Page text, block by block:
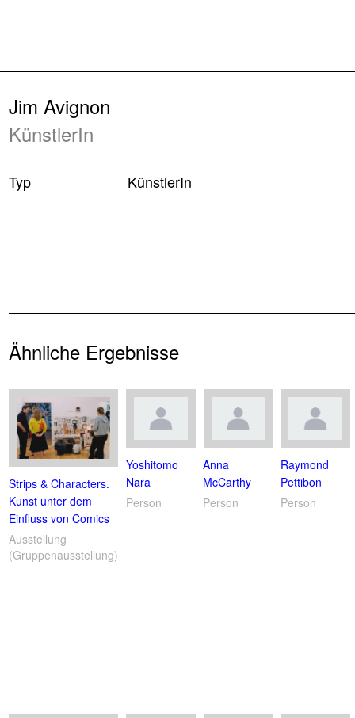
Jim Avignon
KünstlerIn
Typ KünstlerIn
Ähnliche Ergebnisse
Strips & Characters.
Kunst unter dem
Einfluss von Comics
Ausstellung
(Gruppenausstellung)
Yoshitomo
Nara
Person
Anna
McCarthy
Person
Raymond
Pettibon
Person